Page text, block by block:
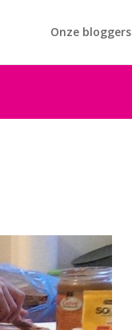
Onze bloggers